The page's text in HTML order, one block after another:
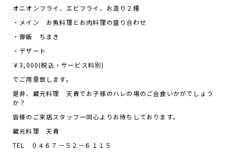
オニオンフライ、エビフライ、お造り２種
・メイン お魚料理とお肉料理の盛り合わせ
・御飯 ちまき
・デザート
￥3,000(税込・サービス料別)
でご用意致します。
是非、蔵元料理 天青でお子様のハレの場のご会食いかがでしょう
か？
皆様のご来店スタッフ一同心よりお待ちしております。
蔵元料理 天青
TEL ０４６７－５２－６１１５